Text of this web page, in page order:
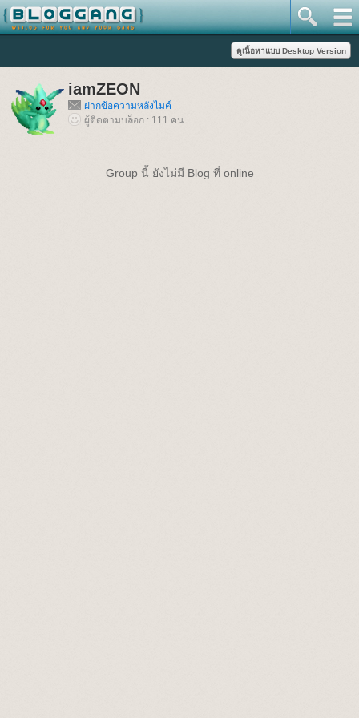
iamZEON
ฝากข้อความหลังไมค์
ผู้ติดตามบล็อก : 111 คน
Group นี้ ยังไม่มี Blog ที่ online